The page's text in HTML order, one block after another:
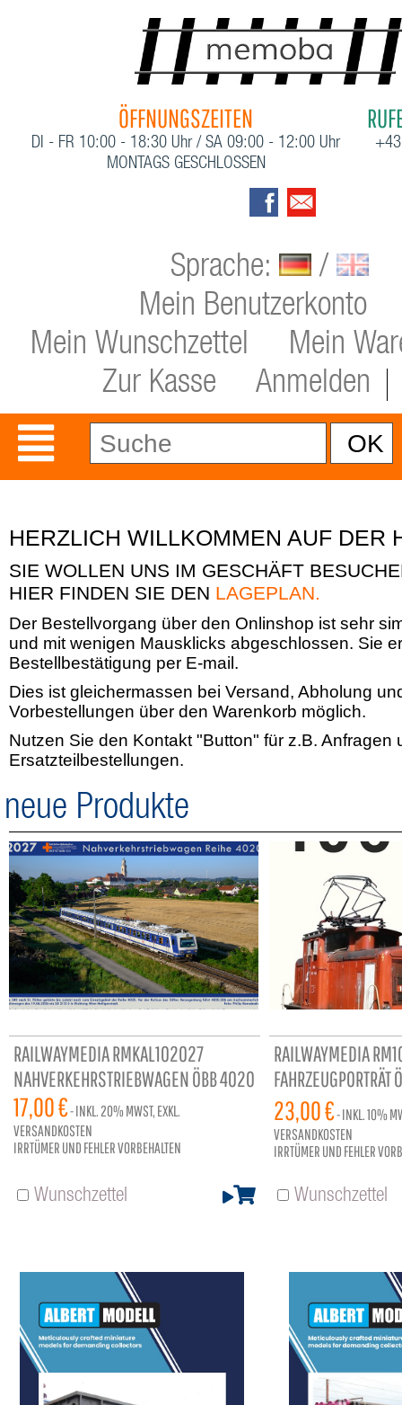
ÖFFNUNGSZEITEN
DI - FR 10:00 - 18:30 Uhr / SA 09:00 - 12:00 Uhr
MONTAGS GESCHLOSSEN
Sprache:
/
Mein Benutzerkonto
Mein Wunschzettel
Mein
Zur Kasse
Anmelden
HERZLICH WILLKOMMEN AUF DER
SIE WOLLEN UNS IM GESCHÄFT
HIER FINDEN SIE DEN LAGEPLAN.
Der Bestellvorgang über den Onlinshop ist sehr
und mit wenigen Mausklicks abgeschlossen. Sie
Bestellbestätigung per E-mail.
Dies ist gleichermassen bei Versand, Abholung
Vorbestellungen über den Warenkorb möglich.
Nutzen Sie den Kontakt "Button" für z.B. Anfragen
Ersatzteilbestellungen.
neue Produkte
RAILWAYMEDIA RMKAL102027
NAHVERKEHRSTRIEBWAGEN ÖBB 4020
17,00 €- INKL. 20% MWST, EXKL.
VERSANDKOSTEN
IRRTÜMER UND FEHLER VORBEHALTEN
Wunschzettel
RAILWAYMEDIA
96 SEITEN
23,00 €- INKL.10%
VERSANDKOSTEN
IRRTÜMER UND FEHLER
Wunschzettel